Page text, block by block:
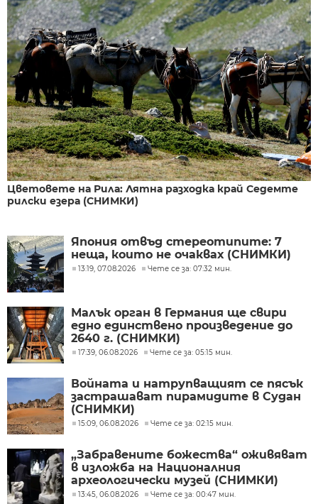
Цветовете на Рила: Лятна разходка край Седемте
рилски езера (СНИМКИ)
Япония отвъд стереотипите: 7
неща, които не очаквах (СНИМКИ)
13:19, 07.08.2026 Чете се за: 07:32 мин.
Малък орган в Германия ще свири
едно единствено произведение до
2640 г. (СНИМКИ)
17:39, 06.08.2026 Чете се за: 05:15 мин.
Войната и натрупващият се пясък
застрашават пирамидите в Судан
(СНИМКИ)
15:09, 06.08.2026 Чете се за: 02:15 мин.
„Забравените божества“ оживяват
в изложба на Националния
археологически музей (СНИМКИ)
13:45, 06.08.2026 Чете се за: 00:47 мин.